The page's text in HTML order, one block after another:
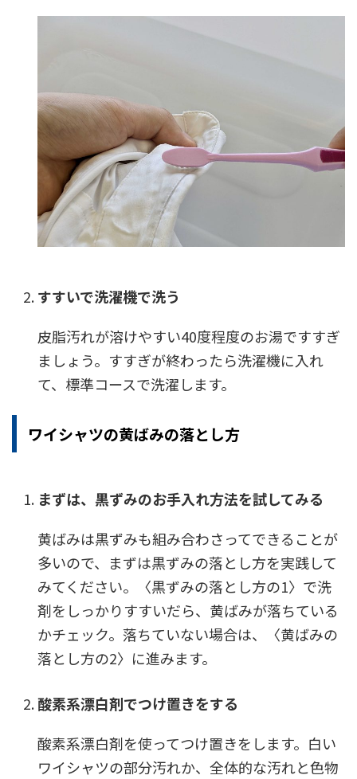
すすいで洗濯機で洗う
皮脂汚れが溶けやすい40度程度のお湯ですすぎ
ましょう。すすぎが終わったら洗濯機に入れ
て、標準コースで洗濯します。
ワイシャツの黄ばみの落とし方
まずは、黒ずみのお手入れ方法を試してみる
黄ばみは黒ずみも組み合わさってできることが
多いので、まずは黒ずみの落とし方を実践して
みてください。〈黒ずみの落とし方の1〉で洗
剤をしっかりすすいだら、黄ばみが落ちている
かチェック。落ちていない場合は、〈黄ばみの
落とし方の2〉に進みます。
酸素系漂白剤でつけ置きをする
酸素系漂白剤を使ってつけ置きをします。白い
ワイシャツの部分汚れか、全体的な汚れと色物